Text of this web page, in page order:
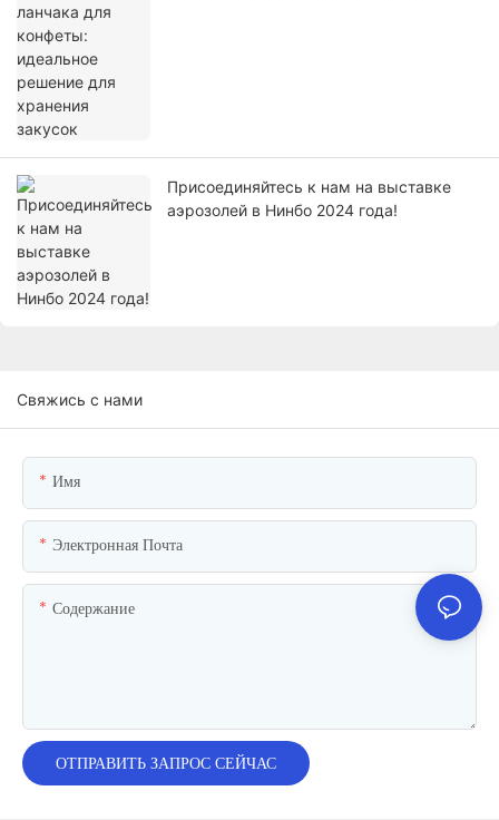
Присоединяйтесь к нам на выставке
аэрозолей в Нинбо 2024 года!
Свяжись с нами
Имя
Электронная Почта
Содержание
ОТПРАВИТЬ ЗАПРОС СЕЙЧАС